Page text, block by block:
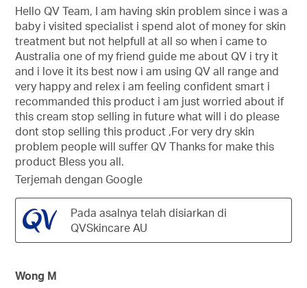
5
bintang.
Hello QV Team, I am having skin problem since i was a
baby i visited specialist i spend alot of money for skin
treatment but not helpfull at all so when i came to
Australia one of my friend guide me about QV i try it
and i love it its best now i am using QV all range and
very happy and relex i am feeling confident smart i
recommanded this product i am just worried about if
this cream stop selling in future what will i do please
dont stop selling this product ,For very dry skin
problem people will suffer QV Thanks for make this
product Bless you all.
Terjemah dengan Google
Pada asalnya telah disiarkan di
QVSkincare AU
Wong M